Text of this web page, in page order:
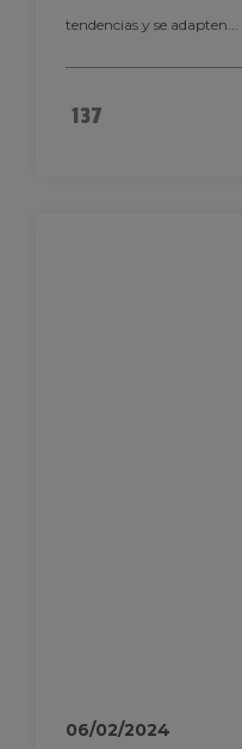
tendencias y se adapten...
137
06/02/2024